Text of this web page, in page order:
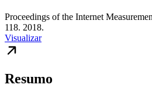
Proceedings of the Internet
118. 2018.
Visualizar
Resumo